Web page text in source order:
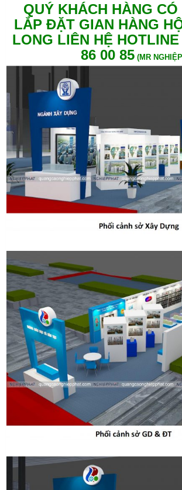
QUÝ KHÁCH HÀNG CÓ
LẮP ĐẶT GIAN HÀNG
LONG LIÊN HỆ
86 00 85(MR